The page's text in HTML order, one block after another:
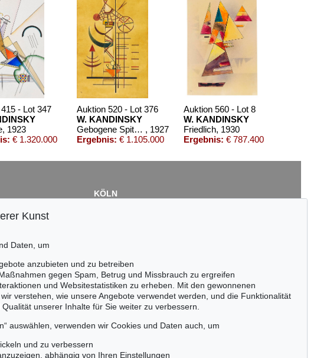
- Lot 347
, 1923
€ 1.320.000
Auktion 520 - Lot 376
W. KANDINSKY
Gebogene Spitzen , 1927
Ergebnis: € 1.105.000
Auktion 560 - Lot 8
W. KANDINSKY
Friedlich, 1930
Ergebnis: € 787.400
19
Auktion 525 - Lot 201
WASSILY KANDINSKY
Reiter (Arabische Reiter)
, 1905
Ergebnis:€ 225.000
63
KÖLN
verpassen!
Sie rechtzeitig.
Kunst
Daten, um
anzubieten und zu betreiben
gegen Spam, Betrug und Missbrauch zu ergreifen
und Websitestatistiken zu erheben. Mit den gewonnenen
verstehen, wie unsere Angebote verwendet werden, und die Funktionalität
unserer Inhalte für Sie weiter zu verbessern.
auswählen, verwenden wir Cookies und Daten auch, um
und zu verbessern
abhängig von Ihren Einstellungen